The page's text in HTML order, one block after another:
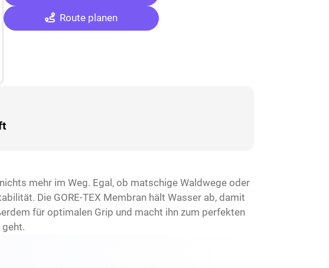
Route planen
mehr im Weg. Egal, ob matschige Waldwege oder
Die GORE-TEX Membran hält Wasser ab, damit
für optimalen Grip und macht ihn zum perfekten